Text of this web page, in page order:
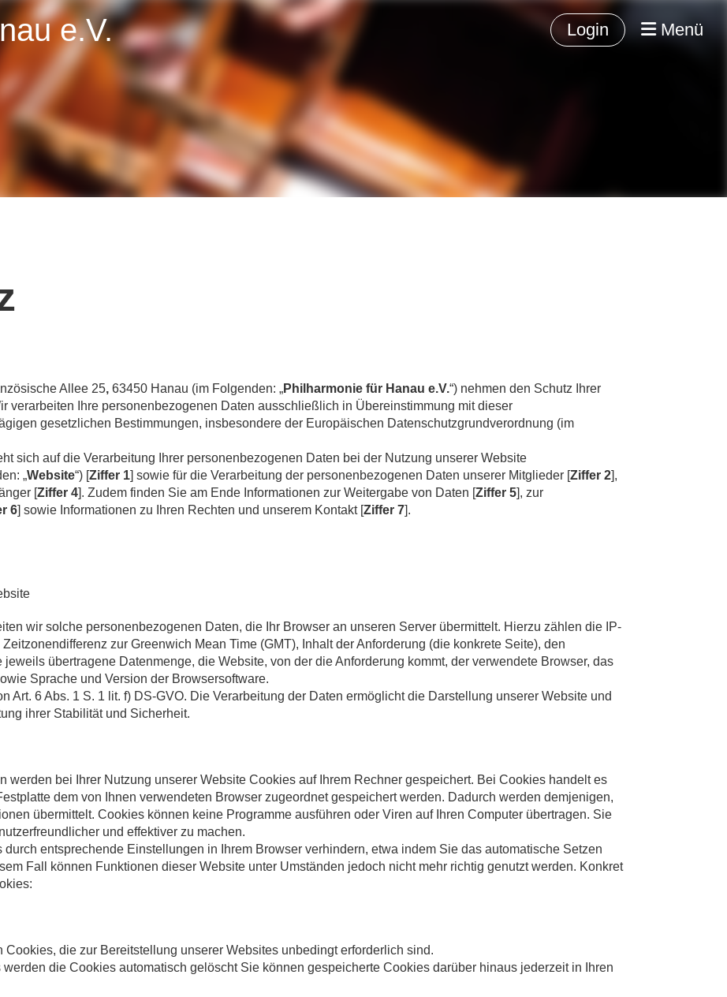
e.V. Login Menü
Allee 25, 63450 Hanau (im Folgenden: „Philharmonie für Hanau e.V.“) nehmen den Schutz Ihrer
verarbeiten Ihre personenbezogenen Daten ausschließlich in Übereinstimmung mit dieser
gesetzlichen Bestimmungen, insbesondere der Europäischen Datenschutzgrundverordnung (im
sich auf die Verarbeitung Ihrer personenbezogenen Daten bei der Nutzung unserer Website
„Website“) [Ziffer 1] sowie für die Verarbeitung der personenbezogenen Daten unserer Mitglieder [Ziffer 2],
[Ziffer 4]. Zudem finden Sie am Ende Informationen zur Weitergabe von Daten [Ziffer 5], zur
6] sowie Informationen zu Ihren Rechten und unserem Kontakt [Ziffer 7].
wir solche personenbezogenen Daten, die Ihr Browser an unseren Server übermittelt. Hierzu zählen die IP-
zur Greenwich Mean Time (GMT), Inhalt der Anforderung (die konkrete Seite), den
übertragene Datenmenge, die Website, von der die Anforderung kommt, der verwendete Browser, das
Sprache und Version der Browsersoftware.
Art. 6 Abs. 1 S. 1 lit. f) DS-GVO. Die Verarbeitung der Daten ermöglicht die Darstellung unserer Website und
ihrer Stabilität und Sicherheit.
werden bei Ihrer Nutzung unserer Website Cookies auf Ihrem Rechner gespeichert. Bei Cookies handelt es
dem von Ihnen verwendeten Browser zugeordnet gespeichert werden. Dadurch werden demjenigen,
übermittelt. Cookies können keine Programme ausführen oder Viren auf Ihren Computer übertragen. Sie
und effektiver zu machen.
entsprechende Einstellungen in Ihrem Browser verhindern, etwa indem Sie das automatische Setzen
Fall können Funktionen dieser Website unter Umständen jedoch nicht mehr richtig genutzt werden. Konkret
die zur Bereitstellung unserer Websites unbedingt erforderlich sind.
die Cookies automatisch gelöscht Sie können gespeicherte Cookies darüber hinaus jederzeit in Ihren